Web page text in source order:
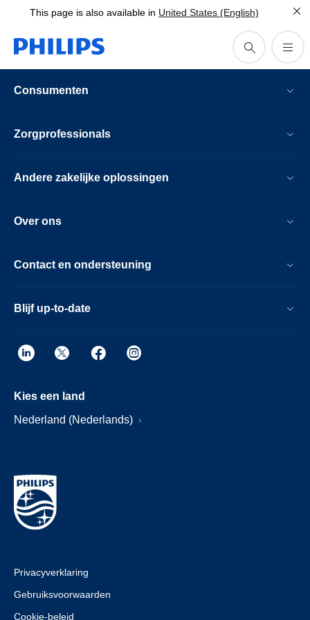
This page is also available in United States (English)
Consumenten
Zorgprofessionals
Andere zakelijke oplossingen
Over ons
Contact en ondersteuning
Blijf up-to-date
Kies een land
Nederland (Nederlands)
Privacyverklaring
Gebruiksvoorwaarden
Cookie-beleid